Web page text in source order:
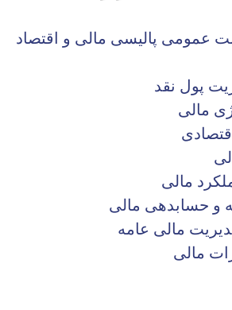
عمومی پالیسی مالی و اقتصاد
پول نقد
مالی
مالی
و حسابدهی مالی
مالی عامه
مالی